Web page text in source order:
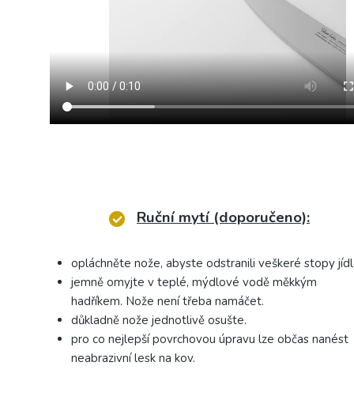
Ruční mytí (doporučeno):
opláchněte nože, abyste odstranili veškeré stopy
jemně omyjte v teplé, mýdlové vodě měkkým
hadříkem. Nože není třeba namáčet.
důkladně nože jednotlivě osušte.
pro co nejlepší povrchovou úpravu lze občas nanést
neabrazivní lesk na kov.